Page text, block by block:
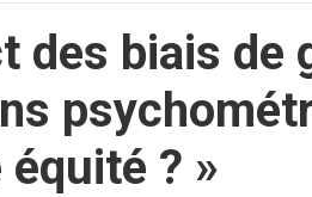
des biais de
? »